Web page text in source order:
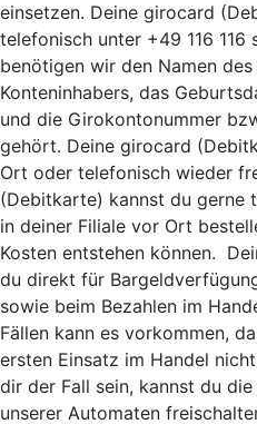
einsetzen. Deine girocard
telefonisch unter +49 116 116
benötigen wir den Namen
Konteninhabers, das
und die Girokontonummer
gehört. Deine girocard
Ort oder telefonisch wieder
(Debitkarte) kannst du gerne
in deiner Filiale vor Ort
Kosten entstehen können.
du direkt für
sowie beim Bezahlen im
Fällen kann es vorkommen,
ersten Einsatz im Handel
dir der Fall sein, kannst du
unserer Automaten